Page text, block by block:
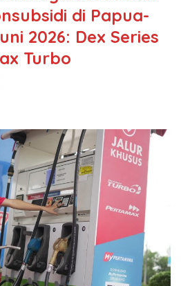
di Papua-
2026: Dex Series
Turbo